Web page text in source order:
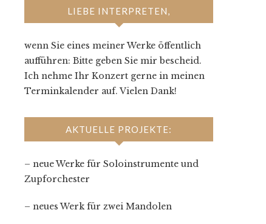
LIEBE INTERPRETEN,
wenn Sie eines meiner Werke öffentlich
aufführen: Bitte geben Sie mir bescheid.
Ich nehme Ihr Konzert gerne in meinen
Terminkalender auf. Vielen Dank!
AKTUELLE PROJEKTE:
– neue Werke für Soloinstrumente und
Zupforchester
– neues Werk für zwei Mandolen